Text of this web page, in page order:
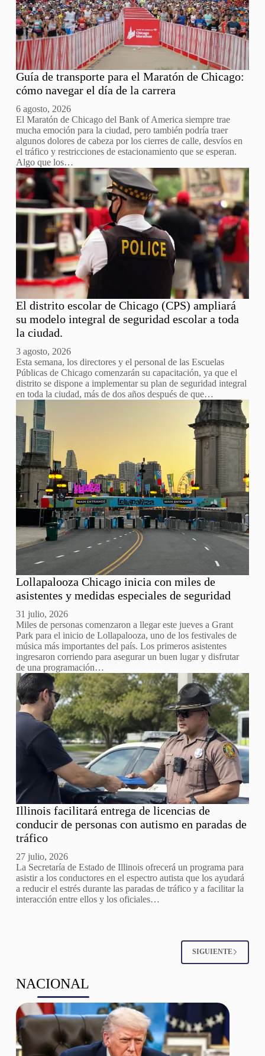
Guía de transporte para el Maratón de Chicago:
cómo navegar el día de la carrera
6 agosto, 2026
El Maratón de Chicago del Bank of America siempre trae
mucha emoción para la ciudad, pero también podría traer
algunos dolores de cabeza por los cierres de calle, desvíos en
el tráfico y restricciones de estacionamiento que se esperan.
Algo que los…
El distrito escolar de Chicago (CPS) ampliará
su modelo integral de seguridad escolar a toda
la ciudad.
3 agosto, 2026
Esta semana, los directores y el personal de las Escuelas
Públicas de Chicago comenzarán su capacitación, ya que el
distrito se dispone a implementar su plan de seguridad integral
en toda la ciudad, más de dos años después de que…
Lollapalooza Chicago inicia con miles de
asistentes y medidas especiales de seguridad
31 julio, 2026
Miles de personas comenzaron a llegar este jueves a Grant
Park para el inicio de Lollapalooza, uno de los festivales de
música más importantes del país. Los primeros asistentes
ingresaron corriendo para asegurar un buen lugar y disfrutar
de una programación…
Illinois facilitará entrega de licencias de
conducir de personas con autismo en paradas de
tráfico
27 julio, 2026
La Secretaría de Estado de Illinois ofrecerá un programa para
asistir a los conductores en el espectro autista que los ayudará
a reducir el estrés durante las paradas de tráfico y a facilitar la
interacción entre ellos y los oficiales…
SIGUIENTE
NACIONAL